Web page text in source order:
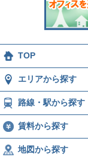
TOP
エリアから探す
路線・駅から探す
賃料から探す
地図から探す